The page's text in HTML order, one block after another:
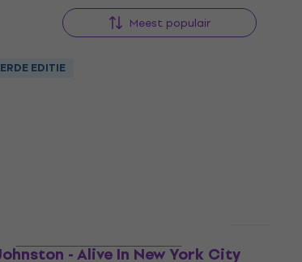
Meest populair
EDITIE
- Alive In New York City